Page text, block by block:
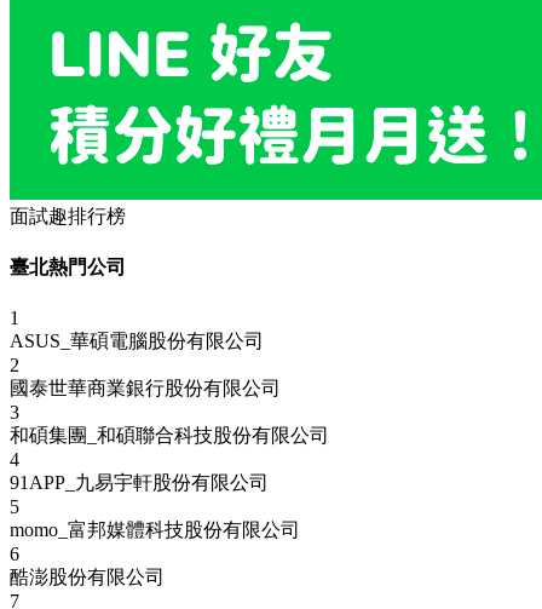
面試趣排行榜
臺北熱門公司
1
ASUS_華碩電腦股份有限公司
2
國泰世華商業銀行股份有限公司
3
和碩集團_和碩聯合科技股份有限公司
4
91APP_九易宇軒股份有限公司
5
momo_富邦媒體科技股份有限公司
6
酷澎股份有限公司
7